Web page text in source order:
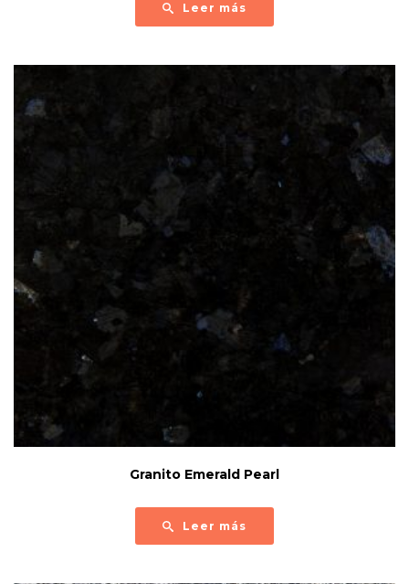
Leer más
Granito Emerald Pearl
Leer más